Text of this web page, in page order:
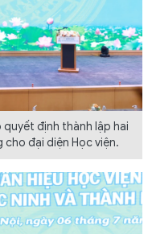
định thành lập hai
cho đại diện Học viện.